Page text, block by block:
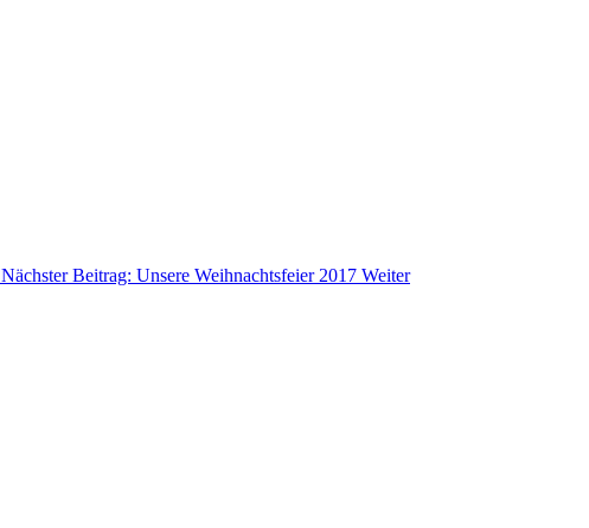
Nächster Beitrag: Unsere Weihnachtsfeier 2017 Weiter